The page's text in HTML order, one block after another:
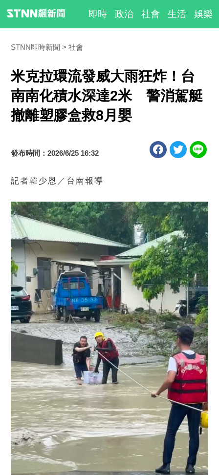
即時 政治 社會 生活 娛樂
STNN即時新聞 社會
米克拉環流發威大雨狂炸！台
南南化積水深達2米 警消駕艇
撤離塑膠盒救8月嬰
發布時間：2026/6/25 16:32
記者韓少恩／台南報導